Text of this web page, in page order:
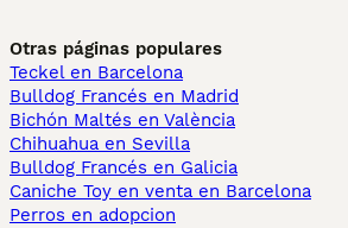
Otras páginas populares
Teckel en Barcelona
Bulldog Francés en Madrid
Bichón Maltés en València
Chihuahua en Sevilla
Bulldog Francés en Galicia
Caniche Toy en venta en Barcelona
Perros en adopcion